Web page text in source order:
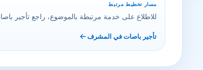
مسار تخطيط مرتبط
للاطلاع على خدمة مرتبطة بالموضوع، راجع تأجير
تأجير باصات في المشرف